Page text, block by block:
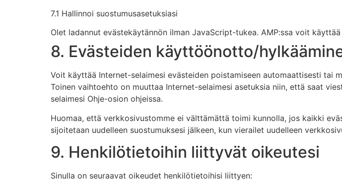
7.1 Hallinnoi suostumusasetuksiasi
Olet ladannut evästekäytännön ilman JavaScript-tukea. AMP:ssa voit
8. Evästeiden käyttöönotto/
Voit käyttää Internet-selaimesi evästeiden poistamiseen automaattisesti tai
Toinen vaihtoehto on muuttaa Internet-selaimesi asetuksia niin, että saat
selaimesi Ohje-osion ohjeissa.
Huomaa, että verkkosivustomme ei välttämättä toimi kunnolla, jos kaikki
sijoitetaan uudelleen suostumuksesi jälkeen, kun vierailet uudelleen
9. Henkilötietoihin liittyvät oikeutesi
Sinulla on seuraavat oikeudet henkilötietoihisi liittyen: